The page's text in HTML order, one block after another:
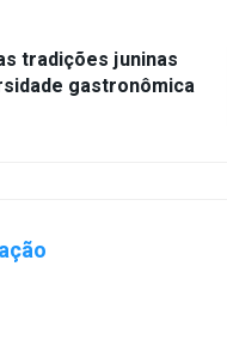
tradições juninas
gastronômica